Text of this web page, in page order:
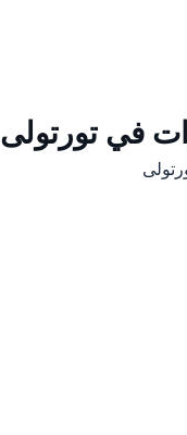
في تورتولی